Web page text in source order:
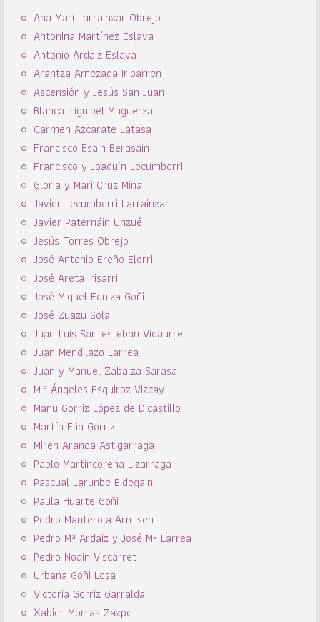
Ana Mari Larrainzar Obrejo
Antonina Martínez Eslava
Antonio Ardaiz Eslava
Arantza Amezaga Iribarren
Ascensión y Jesús San Juan
Blanca Iriguibel Muguerza
Carmen Azcarate Latasa
Francisco Esain Berasain
Francisco y Joaquín Lecumberri
Gloria y Mari Cruz Mina
Javier Lecumberri Larrainzar
Javier Paternáin Unzué
Jesús Torres Obrejo
José Antonio Ereño Elorri
José Areta Irisarri
José Miguel Equiza Goñi
José Zuazu Sola
Juan Luis Santesteban Vidaurre
Juan Mendilazo Larrea
Juan y Manuel Zabalza Sarasa
M.ª Ángeles Esquiroz Vizcay
Manu Gorriz López de Dicastillo
Martín Elia Gorriz
Miren Aranoa Astigarraga
Pablo Martincorena Lizarraga
Pascual Larunbe Bidegain
Paula Huarte Goñi
Pedro Manterola Armisen
Pedro Mª Ardaiz y José Mª Larrea
Pedro Noain Viscarret
Urbana Goñi Lesa
Victoria Gorriz Garralda
Xabier Morras Zazpe